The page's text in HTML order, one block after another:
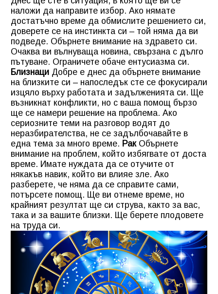
наложи да направите избор. Ако нямате
достатъчно време да обмислите решението си,
доверете се на инстинкта си – той няма да ви
подведе. Обърнете внимание на здравето си.
Очаква ви вълнуваща новина, свързана с дълго
пътуване. Ограничете обаче ентусиазма си.
Близнаци Добре е днес да обърнете внимание
на близките си – напоследък сте се фокусирали
изцяло върху работата и задълженията си. Ще
възникнат конфликти, но с ваша помощ бързо
ще се намери решение на проблема. Ако
сериозните теми на разговор водят до
неразбирателства, не се задълбочавайте в
една тема за много време. РакОбърнете
внимание на проблем, който избягвате от доста
време. Имате нуждата да се отучите от
някакъв навик, който ви влияе зле. Ако
разберете, че няма да се справите сами,
потърсете помощ. Ще ви отнеме време, но
крайният резултат ще си струва, както за вас,
така и за вашите близки. Ще берете плодовете
на труда си.